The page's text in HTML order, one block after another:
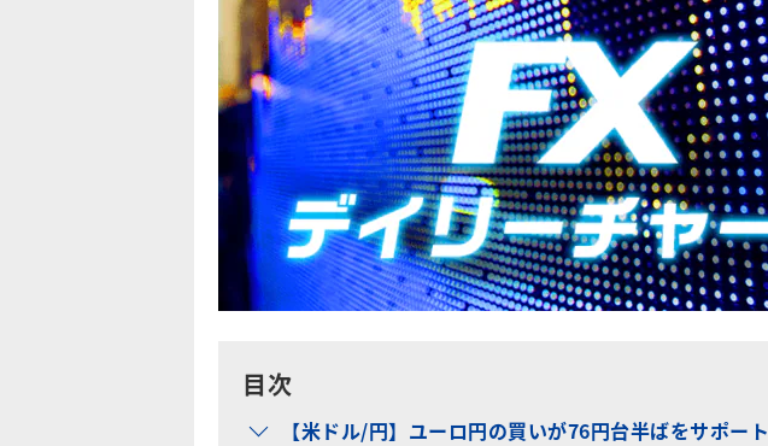
目次
【米ドル/円】ユーロ円の買いが76円台半ばをサポート